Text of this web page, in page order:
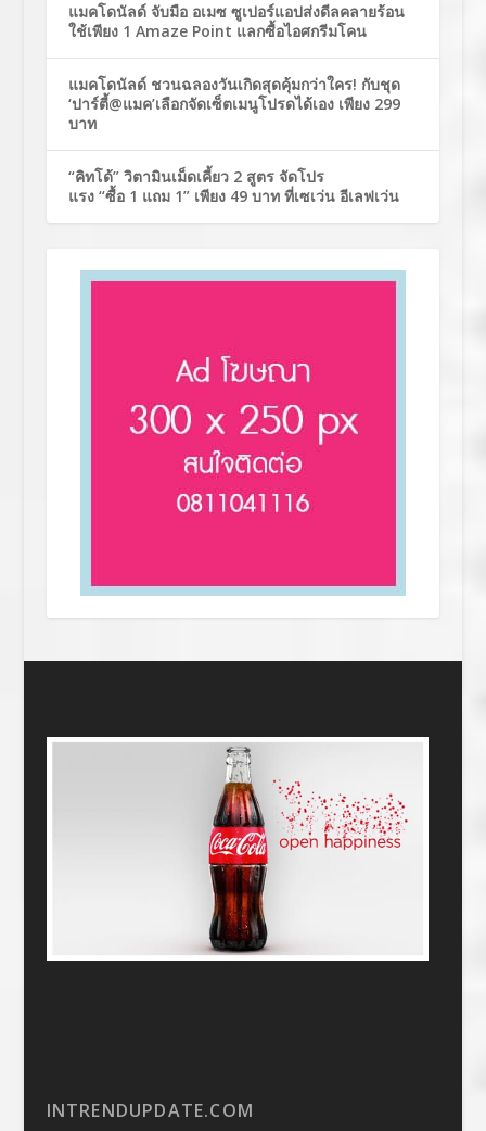
แมคโดนัลด์ จับมือ อเมซ ซูเปอร์แอปส่งดีลคลายร้อน
ใช้เพียง 1 Amaze Point แลกซื้อไอศกรีมโคน
แมคโดนัลด์ ชวนฉลองวันเกิดสุดคุ้มกว่าใคร! กับชุด
‘ปาร์ตี้@แมค’เลือกจัดเซ็ตเมนูโปรดได้เอง เพียง 299
บาท
“คิทโด้” วิตามินเม็ดเคี้ยว 2 สูตร จัดโปร
แรง “ซื้อ 1 แถม 1” เพียง 49 บาท ที่เซเว่น อีเลฟเว่น
INTRENDUPDATE.COM